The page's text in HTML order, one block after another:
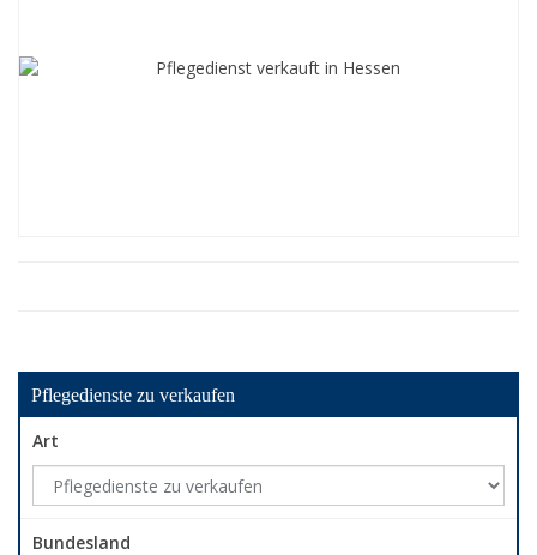
Pflegedienste zu verkaufen
Art
Bundesland